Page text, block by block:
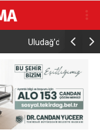
MGK 6
Güvenlik